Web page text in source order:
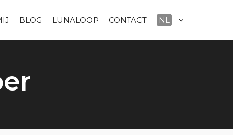
BLOG LUNALOOP CONTACT NL